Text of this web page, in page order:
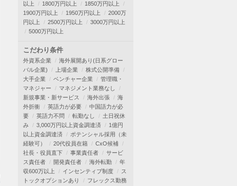
以上
1800万円以上
1850万円以上
1900万円以上
1950万円以上
2000万
円以上
2500万円以上
3000万円以上
5000万円以上
こだわり条件
外資系企業
海外展開あり(日系グロー
バル企業)
上場企業
株式公開準備
大手企業
ベンチャー企業
管理職・
マネジャー
マネジメント業務なし
新規事業・新サービス
海外出張
海
外折衝
英語力が必要
中国語力が必
要
英語力不問 転勤なし
土日祝休
み
3,000万円以上資金調達済
1億円
以上資金調達済
ポテンシャル採用（未
経験可）
20代役員在籍
CxO候補
社長・役員直下
事業責任者
サービ
ス責任者
開発責任者 海外転勤
年
収600万以上
インセンティブ制度
ス
トックオプションあり
フレックス勤務